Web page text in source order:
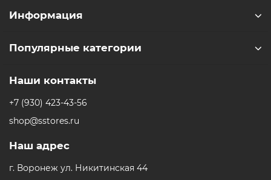
iPhone 16e
Все категории (12)
iPad Pro 13 M4 (2024)
Все категории (9)
iMac
Mac Studio
AppleTV
Mac Mini
AirTag
HomePod
Galaxy Z Flip 7
Все категории (17)
Информация
Популярные категории
Наши контакты
+7 (930) 423-43-56
shop@sstores.ru
Наш адрес
г. Воронеж ул. Никитинская 44